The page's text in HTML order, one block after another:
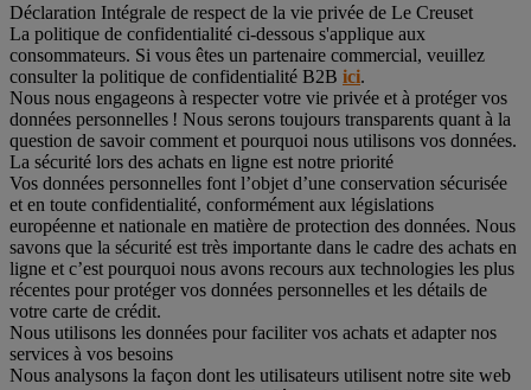
Déclaration Intégrale de respect de la vie privée de Le Creuset
La politique de confidentialité ci-dessous s'applique aux
consommateurs. Si vous êtes un partenaire commercial, veuillez
consulter la politique de confidentialité B2B ici.
Nous nous engageons à respecter votre vie privée et à protéger vos
données personnelles ! Nous serons toujours transparents quant à la
question de savoir comment et pourquoi nous utilisons vos données.
La sécurité lors des achats en ligne est notre priorité
Vos données personnelles font l’objet d’une conservation sécurisée
et en toute confidentialité, conformément aux législations
européenne et nationale en matière de protection des données. Nous
savons que la sécurité est très importante dans le cadre des achats en
ligne et c’est pourquoi nous avons recours aux technologies les plus
récentes pour protéger vos données personnelles et les détails de
votre carte de crédit.
Nous utilisons les données pour faciliter vos achats et adapter nos
services à vos besoins
Nous analysons la façon dont les utilisateurs utilisent notre site web